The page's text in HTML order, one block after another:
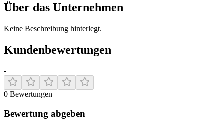
Über das Unternehmen
Keine Beschreibung hinterlegt.
Kundenbewertungen
-
0 Bewertungen
Bewertung abgeben